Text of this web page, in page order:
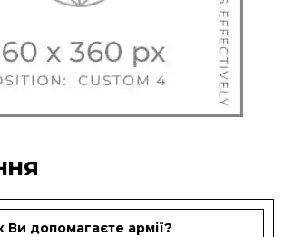
Ви допомагаєте армії?